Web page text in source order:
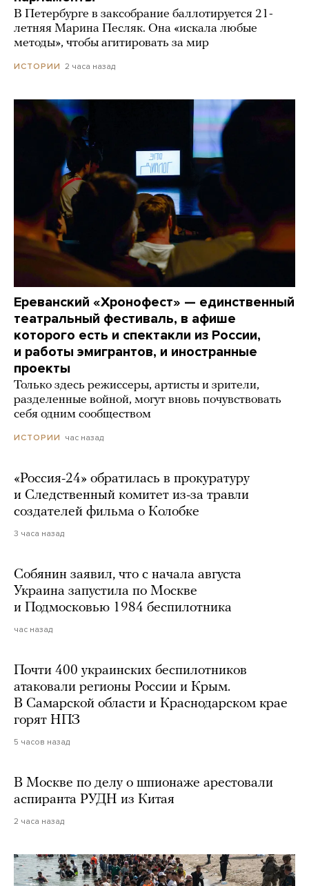
В Петербурге в заксобрание баллотируется 21-
летняя Марина Песляк. Она «искала любые
методы», чтобы агитировать за мир
ИСТОРИИ 2 часа назад
Ереванский «Хронофест» — единственный
театральный фестиваль, в афише
которого есть и спектакли из России,
и работы эмигрантов, и иностранные
проекты
Только здесь режиссеры, артисты и зрители,
разделенные войной, могут вновь почувствовать
себя одним сообществом
ИСТОРИИ час назад
«Россия-24» обратилась в прокуратуру
и Следственный комитет из-за травли
создателей фильма о Колобке
3 часа назад
Собянин заявил, что с начала августа
Украина запустила по Москве
и Подмосковью 1984 беспилотника
час назад
Почти 400 украинских беспилотников
атаковали регионы России и Крым.
В Самарской области и Краснодарском крае
горят НПЗ
5 часов назад
В Москве по делу о шпионаже арестовали
аспиранта РУДН из Китая
2 часа назад